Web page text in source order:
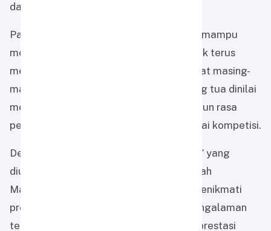
dalam lingkungan Muhammadiyah.
Partisipasi Adiva dan Yasmin diharapkan mampu
menjadi motivasi bagi siswa lainnya untuk terus
mengembangkan potensi diri sesuai bakat masing-
masing. Dukungan dari sekolah dan orang tua dinilai
menjadi faktor penting dalam membangun rasa
percaya diri anak untuk tampil di berbagai kompetisi.
Dengan semangat “Selamat Bertanding” yang
diusung sekolah, SD Alam Muhammadiyah
Martapura berharap para siswa dapat menikmati
proses pertandingan dan menjadikan pengalaman
tersebut sebagai langkah awal menuju prestasi